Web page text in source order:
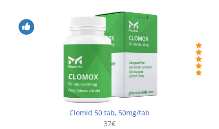
Clomid 50 tab, 50mg/tab
37€